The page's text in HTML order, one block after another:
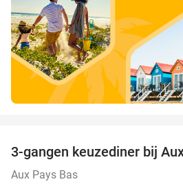
3-gangen keuzediner bij
Aux Pays Bas